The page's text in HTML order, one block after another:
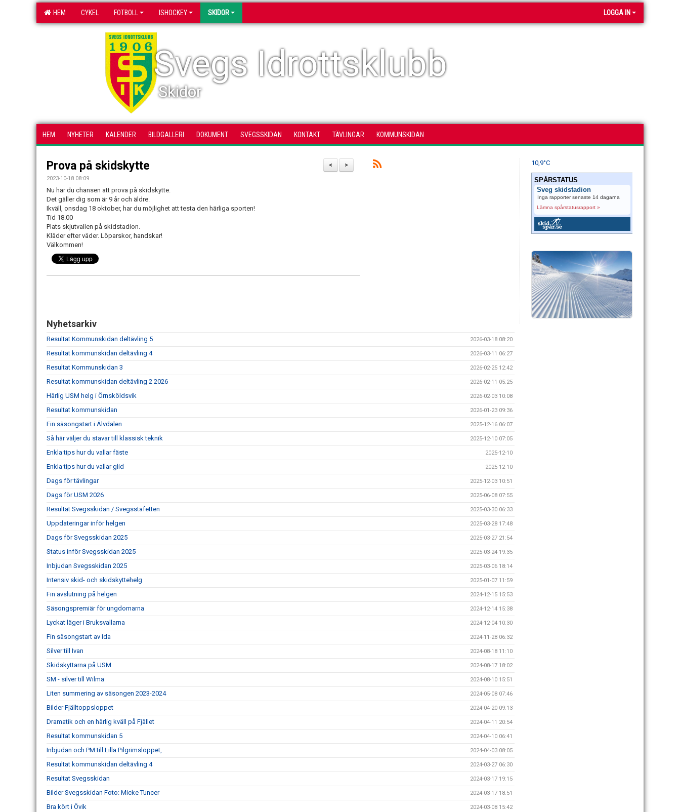
HEM CYKEL FOTBOLL ISHOCKEY SKIDOR LOGGA IN
Svegs Idrottsklubb
Skidor
HEM NYHETER KALENDER BILDGALLERI DOKUMENT SVEGSSKIDAN KONTAKT TÄVLINGAR KOMMUNSKIDAN
>
<
Prova på skidskytte
2023-10-18 08:09
Nu har du chansen att prova på skidskytte.
Det gäller dig som är 9 år och äldre.
Ikväll, onsdag 18 oktober, har du möjlighet att testa den härliga sporten!
Tid 18.00
Plats skjutvallen på skidstadion.
Kläder efter väder. Löparskor, handskar!
Välkommen!
Nyhetsarkiv
Resultat Kommunskidan deltävling 5 2026-03-18 08:20
Resultat kommunskidan deltävling 4 2026-03-11 06:27
Resultat Kommunskidan 3 2026-02-25 12:42
Resultat kommunskidan deltävling 2 2026 2026-02-11 05:25
Härlig USM helg i Örnsköldsvik 2026-02-03 10:08
Resultat kommunskidan 2026-01-23 09:36
Fin säsongstart i Älvdalen 2025-12-16 06:07
Så här väljer du stavar till klassisk teknik 2025-12-10 07:05
Enkla tips hur du vallar fäste 2025-12-10
Enkla tips hur du vallar glid 2025-12-10
Dags för tävlingar 2025-12-03 10:51
Dags för USM 2026 2025-06-08 07:55
Resultat Svegsskidan / Svegsstafetten 2025-03-30 06:33
Uppdateringar inför helgen 2025-03-28 17:48
Dags för Svegsskidan 2025 2025-03-27 21:54
Status inför Svegsskidan 2025 2025-03-24 19:35
Inbjudan Svegsskidan 2025 2025-03-06 18:14
Intensiv skid- och skidskyttehelg 2025-01-07 11:59
Fin avslutning på helgen 2024-12-15 15:53
Säsongspremiär för ungdomarna 2024-12-14 15:38
Lyckat läger i Bruksvallarna 2024-12-04 10:30
Fin säsongstart av Ida 2024-11-28 06:32
Silver till Ivan 2024-08-18 11:10
Skidskyttarna på USM 2024-08-17 18:02
SM - silver till Wilma 2024-08-10 15:51
Liten summering av säsongen 2023-2024 2024-05-08 07:46
Bilder Fjälltoppsloppet 2024-04-20 09:13
Dramatik och en härlig kväll på Fjället 2024-04-11 20:54
Resultat kommunskidan 5 2024-04-10 06:41
Inbjudan och PM till Lilla Pilgrimsloppet, 2024-04-03 08:05
Resultat kommunskidan deltävling 4 2024-03-27 06:30
Resultat Svegsskidan 2024-03-17 19:15
Bilder Svegsskidan Foto: Micke Tuncer 2024-03-17 18:51
Bra kört i Övik 2024-03-08 15:42
10,9°C
SPÅRSTATUS
Sveg skidstadion
Inga rapporter senaste 14 dagarna
Lämna spårstatusrapport »